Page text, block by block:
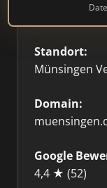
Standort:
Münsingen
Domain:
Google
4,4 ★ (52)